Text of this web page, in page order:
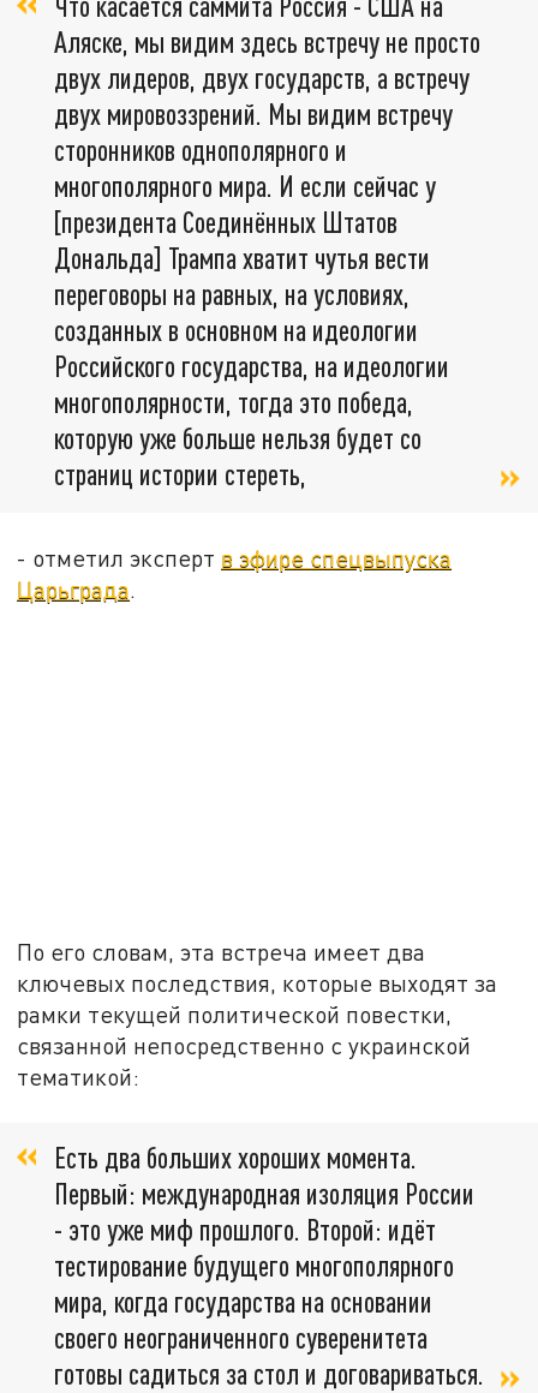
Аляске, мы видим здесь встречу не просто
двух лидеров, двух государств, а встречу
двух мировоззрений. Мы видим встречу
сторонников однополярного и
многополярного мира. И если сейчас у
[президента Соединённых Штатов
Дональда] Трампа хватит чутья вести
переговоры на равных, на условиях,
созданных в основном на идеологии
Российского государства, на идеологии
многополярности, тогда это победа,
которую уже больше нельзя будет со
страниц истории стереть,
- отметил эксперт в эфире спецвыпуска
Царьграда.
По его словам, эта встреча имеет два
ключевых последствия, которые выходят за
рамки текущей политической повестки,
связанной непосредственно с украинской
тематикой:
Есть два больших хороших момента.
Первый: международная изоляция России
- это уже миф прошлого. Второй: идёт
тестирование будущего многополярного
мира, когда государства на основании
своего неограниченного суверенитета
готовы садиться за стол и договариваться.